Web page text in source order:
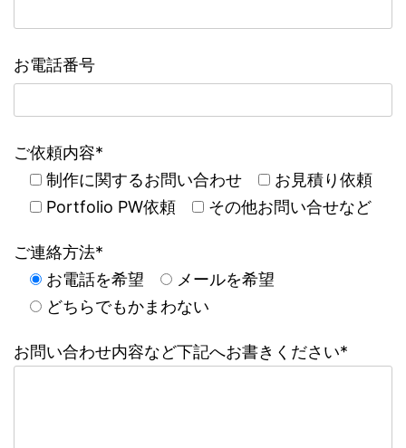
お電話番号
ご依頼内容*
制作に関するお問い合わせ
お見積り依頼
Portfolio PW依頼
その他お問い合せなど
ご連絡方法*
お電話を希望
メールを希望
どちらでもかまわない
お問い合わせ内容など下記へお書きください*